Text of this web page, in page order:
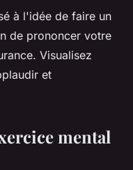
à l'idée de faire un
de prononcer votre
Visualisez
et
mental